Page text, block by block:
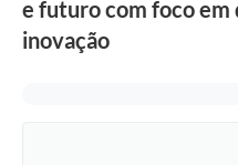
e futuro com foco
inovação